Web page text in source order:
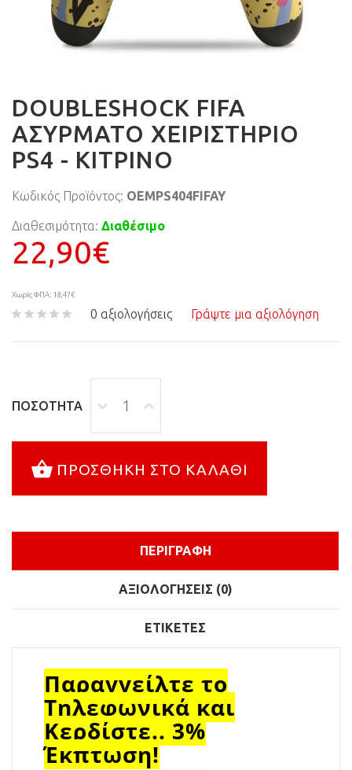
DOUBLESHOCK FIFA
ΑΣΥΡΜΑΤΟ ΧΕΙΡΙΣΤΗΡΙΟ
PS4 - ΚΙΤΡΙΝΟ
Κωδικός Προϊόντος: OEMPS404FIFAY
Διαθεσιμότητα: Διαθέσιμο
22,90€
Χωρίς ΦΠΑ: 18,47€
0 αξιολογήσεις Γράψτε μια αξιολόγηση
ΠΟΣΌΤΗΤΑ
ΠΡΟΣΘΉΚΗ ΣΤΟ ΚΑΛΆΘΙ
ΠΕΡΙΓΡΑΦΉ
ΑΞΙΟΛΟΓΉΣΕΙΣ (0)
ΕΤΙΚΈΤΕΣ
Παραγγείλτε το
Τηλεφωνικά και
Κερδίστε.. 3%
Έκπτωση!